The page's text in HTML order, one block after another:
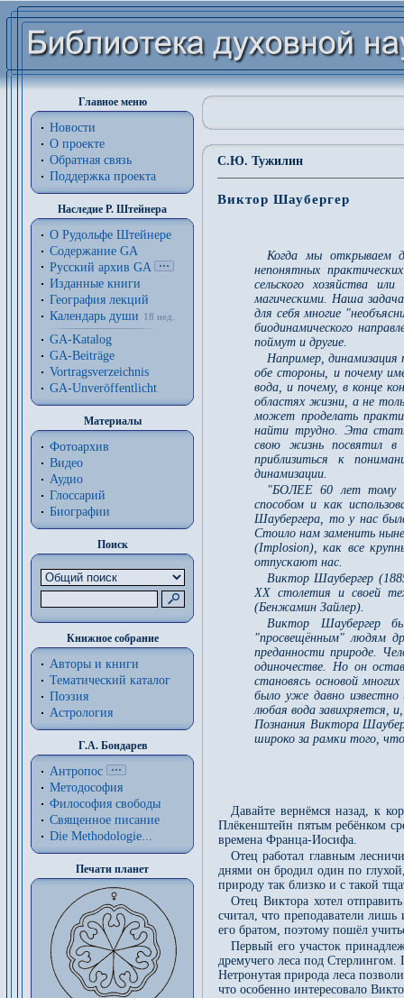
Главное меню
Новости
О проекте
Обратная связь
Поддержка проекта
Наследие Р. Штейнера
О Рудольфе Штейнере
Содержание GA
Русский архив GA
Изданные книги
География лекций
Календарь души
18 нед.
GA-Katalog
GA-Beiträge
Vortragsverzeichnis
GA-Unveröffentlicht
Материалы
Фотоархив
Видео
Аудио
Глоссарий
Биографии
Поиск
Книжное собрание
Авторы и книги
Тематический каталог
Поэзия
Астрология
Г.А. Бондарев
Антропос
Методософия
Философия cвободы
Священное писание
Die Methodologie...
Печати планет
С.Ю. Тужилин
Виктор Шаубергер
Когда мы открываем
непонятных
сельского хозяйства
магическими. Наша
для себя многие
биодинамического
поймут и другие.
Например,
обе стороны, и почему
вода, и почему, в конце
областях жизни, а не
может проделать
найти трудно. Эта
свою жизнь посвятил
приблизиться к
динамизации.
"БОЛЕЕ 60 лет тому
способом и как
Шаубергера, то у нас
Стоило нам заменить
(Implosion), как все
отпускают нас.
Виктор Шаубергер
XX столетия и своей
(Бенжамин Зайлер).
Виктор Шаубергер
"просвещённым" людям
преданности природе.
одиночестве. Но он
становясь основой
было уже давно
любая вода завихряется,
Познания Виктора
широко за рамки того,
Давайте вернёмся назад, к
Плёкенштейн пятым ребёнком
времена Франца-Иосифа.
Отец работал главным
днями он бродил один по
природу так близко и с такой
Отец Виктора хотел
считал, что преподаватели лишь
его братом, поэтому пошёл
Первый его участок
дремучего леса под
Нетронутая природа леса
что особенно интересовало